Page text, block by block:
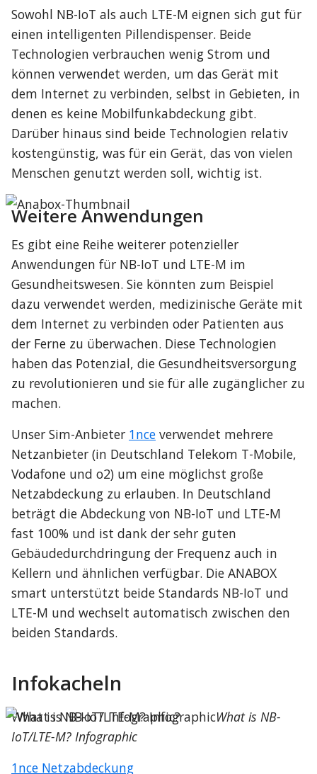
Sowohl NB-IoT als auch LTE-M eignen sich gut für
einen intelligenten Pillendispenser. Beide
Technologien verbrauchen wenig Strom und
können verwendet werden, um das Gerät mit
dem Internet zu verbinden, selbst in Gebieten, in
denen es keine Mobilfunkabdeckung gibt.
Darüber hinaus sind beide Technologien relativ
kostengünstig, was für ein Gerät, das von vielen
Menschen genutzt werden soll, wichtig ist.
Weitere Anwendungen
Es gibt eine Reihe weiterer potenzieller
Anwendungen für NB-IoT und LTE-M im
Gesundheitswesen. Sie könnten zum Beispiel
dazu verwendet werden, medizinische Geräte mit
dem Internet zu verbinden oder Patienten aus
der Ferne zu überwachen. Diese Technologien
haben das Potenzial, die Gesundheitsversorgung
zu revolutionieren und sie für alle zugänglicher zu
machen.
Unser Sim-Anbieter 1nce verwendet mehrere
Netzanbieter (in Deutschland Telekom T-Mobile,
Vodafone und o2) um eine möglichst große
Netzabdeckung zu erlauben. In Deutschland
beträgt die Abdeckung von NB-IoT und LTE-M
fast 100% und ist dank der sehr guten
Gebäudedurchdringung der Frequenz auch in
Kellern und ähnlichen verfügbar. Die ANABOX
smart unterstützt beide Standards NB-IoT und
LTE-M und wechselt automatisch zwischen den
beiden Standards.
Infokacheln
What is NB-IoT/LTE-M? InfographicWhat is NB-
IoT/LTE-M? Infographic
1nce Netzabdeckung